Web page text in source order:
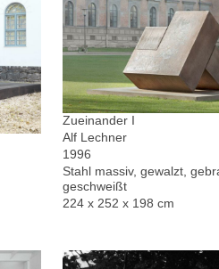
Zueinander I
Alf Lechner
1996
Stahl massiv, gewalzt,
geschweißt
224 x 252 x 198 cm